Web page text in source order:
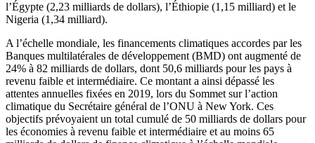
l’Égypte (2,23 milliards de dollars), l’Éthiopie (1,15 milliard) et le
Nigeria (1,34 milliard).
A l’échelle mondiale, les financements climatiques accordes par les
Banques multilatérales de développement (BMD) ont augmenté de
24% à 82 milliards de dollars, dont 50,6 milliards pour les pays à
revenu faible et intermédiaire. Ce montant a ainsi dépassé les
attentes annuelles fixées en 2019, lors du Sommet sur l’action
climatique du Secrétaire général de l’ONU à New York. Ces
objectifs prévoyaient un total cumulé de 50 milliards de dollars pour
les économies à revenu faible et intermédiaire et au moins 65